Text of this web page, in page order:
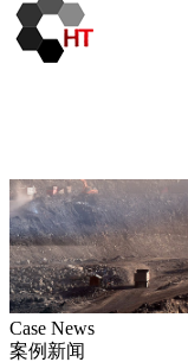
Case News
案例新闻